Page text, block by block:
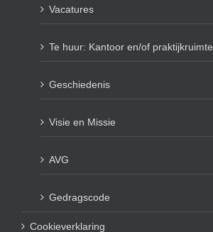
Vacatures
Te huur: Kantoor en/of praktijkruimte
Geschiedenis
Visie en Missie
AVG
Gedragscode
Cookieverklaring